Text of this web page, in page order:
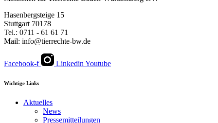
Hasenbergsteige 15
Stuttgart 70178
Tel.: 0711 - 61 61 71
Mail: info@tierrechte-bw.de
Facebook-f Linkedin Youtube
Wichtige Links
Aktuelles
News
Pressemitteilungen